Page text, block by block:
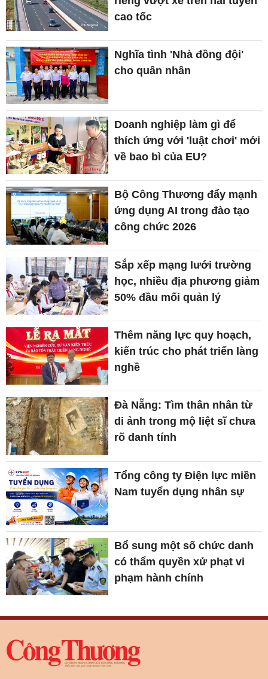
cao tốc
Nghĩa tình 'Nhà đồng đội'
cho quân nhân
Doanh nghiệp làm gì để
thích ứng với 'luật chơi' mới
về bao bì của EU?
Bộ Công Thương đẩy mạnh
ứng dụng AI trong đào tạo
công chức 2026
Sắp xếp mạng lưới trường
học, nhiều địa phương giảm
50% đầu mối quản lý
Thêm năng lực quy hoạch,
kiến trúc cho phát triển làng
nghề
Đà Nẵng: Tìm thân nhân từ
di ảnh trong mộ liệt sĩ chưa
rõ danh tính
Tổng công ty Điện lực miền
Nam tuyển dụng nhân sự
Bổ sung một số chức danh
có thẩm quyền xử phạt vi
phạm hành chính